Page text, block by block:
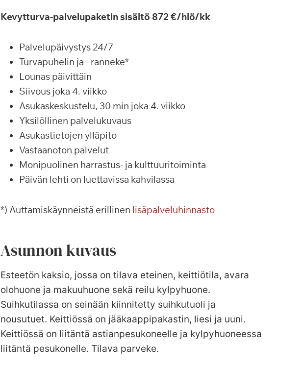
Kevytturva-palvelupaketin sisältö 872 €/hlö/kk
Palvelupäivystys 24/7
Turvapuhelin ja –ranneke*
Lounas päivittäin
Siivous joka 4. viikko
Asukaskeskustelu, 30 min joka 4. viikko
Yksilöllinen palvelukuvaus
Asukastietojen ylläpito
Vastaanoton palvelut
Monipuolinen harrastus- ja kulttuuritoiminta
Päivän lehti on luettavissa kahvilassa
*) Auttamiskäynneistä erillinen lisäpalveluhinnasto
Asunnon kuvaus
Esteetön kaksio, jossa on tilava eteinen, keittiötila, avara
olohuone ja makuuhuone sekä reilu kylpyhuone.
Suihkutilassa on seinään kiinnitetty suihkutuoli ja
nousutuet. Keittiössä on jääkaappipakastin, liesi ja uuni.
Keittiössä on liitäntä astianpesukoneelle ja kylpyhuoneessa
liitäntä pesukonelle. Tilava parveke.